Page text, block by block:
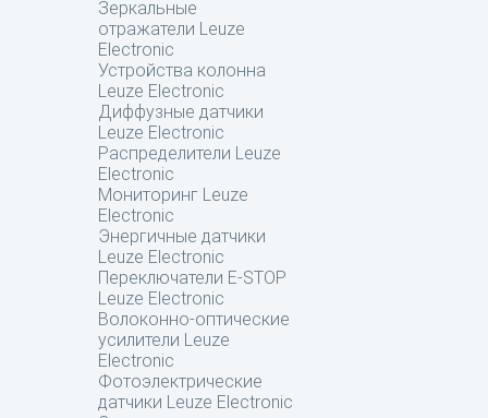
Зеркальные
отражатели Leuze
Electronic
Устройства колонна
Leuze Electronic
Диффузные датчики
Leuze Electronic
Распределители Leuze
Electronic
Мониторинг Leuze
Electronic
Энергичные датчики
Leuze Electronic
Переключатели E-STOP
Leuze Electronic
Волоконно-оптические
усилители Leuze
Electronic
Фотоэлектрические
датчики Leuze Electronic